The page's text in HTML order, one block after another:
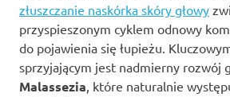
złuszczanie naskórka skóry głowy
przyspieszonym cyklem odnowy
do pojawienia się łupieżu.
sprzyjającym jest nadmierny rozwój
Malassezia, które naturalnie